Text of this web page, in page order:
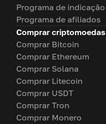
Programa de indicação
Programa de afiliados
Comprar criptomoedas
Comprar Bitcoin
Comprar Ethereum
Comprar Solana
Comprar Litecoin
Comprar USDT
Comprar Tron
Comprar Monero